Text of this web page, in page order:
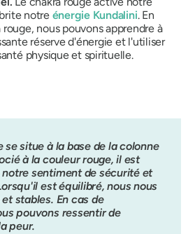
notre énergie Kundalini.En
nous pouvons apprendre à
réserve d'énergie et l'utiliser
physique et spirituelle.
se situe à la base de la colonne
à la couleur rouge, il est
notre sentiment de sécurité et
est équilibré, nous nous
stables. En cas de
pouvons ressentir de
peur.